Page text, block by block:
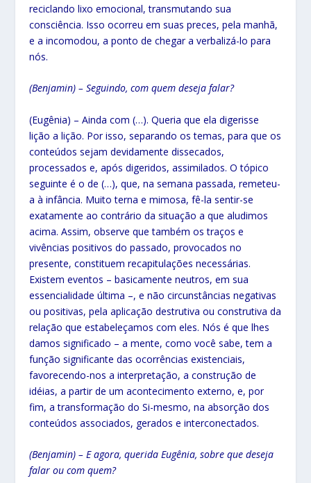
reciclando lixo emocional, transmutando sua
consciência. Isso ocorreu em suas preces, pela manhã,
e a incomodou, a ponto de chegar a verbalizá-lo para
nós.
(Benjamin) – Seguindo, com quem deseja falar?
(Eugênia) – Ainda com (…). Queria que ela digerisse
lição a lição. Por isso, separando os temas, para que os
conteúdos sejam devidamente dissecados,
processados e, após digeridos, assimilados. O tópico
seguinte é o de (…), que, na semana passada, remeteu-
a à infância. Muito terna e mimosa, fê-la sentir-se
exatamente ao contrário da situação a que aludimos
acima. Assim, observe que também os traços e
vivências positivos do passado, provocados no
presente, constituem recapitulações necessárias.
Existem eventos – basicamente neutros, em sua
essencialidade última –, e não circunstâncias negativas
ou positivas, pela aplicação destrutiva ou construtiva da
relação que estabeleçamos com eles. Nós é que lhes
damos significado – a mente, como você sabe, tem a
função significante das ocorrências existenciais,
favorecendo-nos a interpretação, a construção de
idéias, a partir de um acontecimento externo, e, por
fim, a transformação do Si-mesmo, na absorção dos
conteúdos associados, gerados e interconectados.
(Benjamin) – E agora, querida Eugênia, sobre que deseja
falar ou com quem?